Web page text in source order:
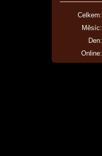
Online:
Celkem:
Měsíc:
Den: